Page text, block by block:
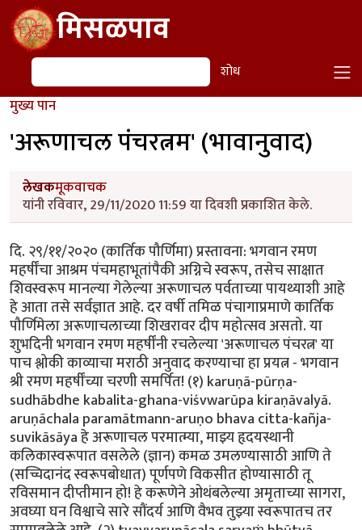
Skip to main contentमिसळपाव
शोध शोध
मुख्य पान
'अरूणाचल पंचरत्नम' (भावानुवाद)
लेखकमूकवाचक
यांनी रविवार, 29/11/2020 11:59 या दिवशी प्रकाशित केले.
दि. २९/११/२०२० (कार्तिक पौर्णिमा) प्रस्तावना: भगवान रमण
महर्षींचा आश्रम पंचमहाभूतांपैकी अग्निचे स्वरूप, तसेच साक्षात
शिवस्वरूप मानल्या गेलेल्या अरूणाचल पर्वताच्या पायथ्याशी आहे
हे आता तसे सर्वज्ञात आहे. दर वर्षी तमिळ पंचागाप्रमाणे कार्तिक
पौर्णिमेला अरूणाचलाच्या शिखरावर दीप महोत्सव असतो. या
शुभदिनी भगवान रमण महर्षींनी रचलेल्या 'अरूणाचल पंचरत्न' या
पाच श्लोकी काव्याचा मराठी अनुवाद करण्याचा हा प्रयत्न - भगवान
श्री रमण महर्षींच्या चरणी समर्पित! (१) karuṇā-pūrṇa-
sudhābdhe kabalita-ghana-viśvwarūpa kiraṇāvalyā.
aruṇāchala paramātmann-aruṇo bhava citta-kañja-
suvikāsāya हे अरूणाचल परमात्म्या, माझ्य हृदयस्थानी
कलिकास्वरूपात वसलेले (ज्ञान) कमळ उमलण्यासाठी आणि ते
(सच्चिदानंद स्वरूपबोधात) पूर्णपणे विकसीत होण्यासाठी तू
रविसमान दीप्तीमान हो! हे करूणेने ओथंबलेल्या अमृताच्या सागरा,
अवघ्या घन विश्वाचे सारे सौंदर्य आणि वैभव तुझ्या स्वरूपातच तर